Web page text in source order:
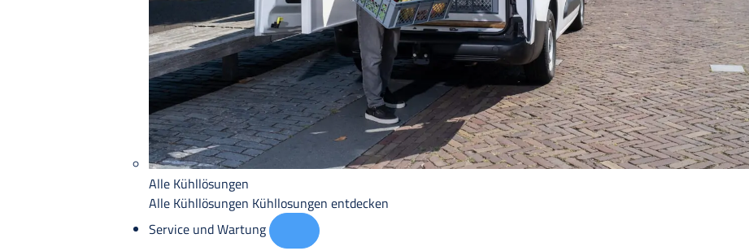
Alle Kühllösungen
Alle Kühllösungen Kühllosungen entdecken
Service und Wartung